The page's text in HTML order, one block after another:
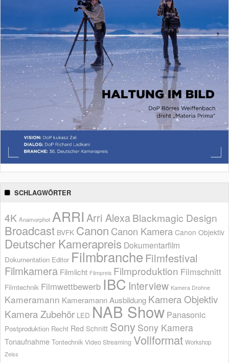
SCHLAGWÖRTER
4K Anamorphot ARRI Arri AlexaBlackmagic Design
Broadcast BVFK Canon Canon Kamera Canon Objektiv
Deutscher Kamerapreis Dokumentarfilm
Dokumentation Editor Filmbranche Filmfestival
Filmkamera Filmlicht Filmpreis Filmproduktion Filmschnitt
Filmtechnik Filmwettbewerb IBC Interview Kamera Drohne
Kameramann Kameramann Ausbildung Kamera Objektiv
Kamera Zubehör LED NAB Show Panasonic
Postproduktion Recht Red Schnitt Sony Sony Kamera
Tonaufnahme Tontechnik Video Streaming Vollformat Workshop
Zeiss